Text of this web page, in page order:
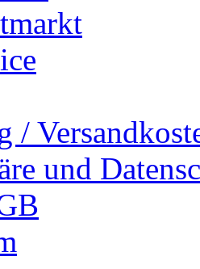
/
und